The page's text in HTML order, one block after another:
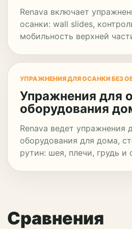
Renava включает
осанки: wall slides,
мобильность верхней
УПРАЖНЕНИЯ ДЛЯ ОСАНКИ БЕЗ
Упражнения для
оборудования
Renava ведет упражнения
оборудования для дома,
рутин: шея, плечи, грудь и
Сравнения